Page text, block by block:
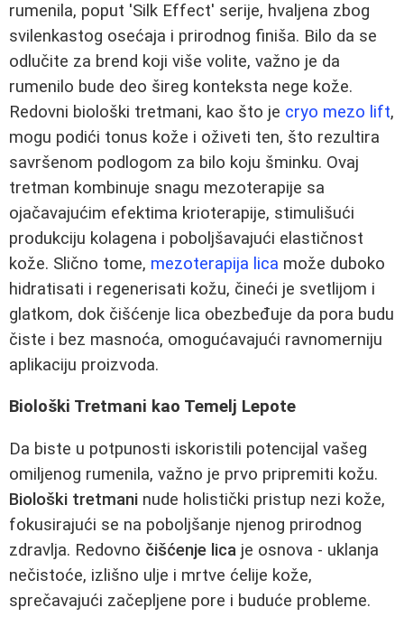
rumenila, poput 'Silk Effect' serije, hvaljena zbog
svilenkastog osećaja i prirodnog finiša. Bilo da se
odlučite za brend koji više volite, važno je da
rumenilo bude deo šireg konteksta nege kože.
Redovni biološki tretmani, kao što je cryo mezo lift,
mogu podići tonus kože i oživeti ten, što rezultira
savršenom podlogom za bilo koju šminku. Ovaj
tretman kombinuje snagu mezoterapije sa
ojačavajućim efektima krioterapije, stimulišući
produkciju kolagena i poboljšavajući elastičnost
kože. Slično tome, mezoterapija lica može duboko
hidratisati i regenerisati kožu, čineći je svetlijom i
glatkom, dok čišćenje lica obezbeđuje da pora budu
čiste i bez masnoća, omogućavajući ravnomerniju
aplikaciju proizvoda.
Biološki Tretmani kao Temelj Lepote
Da biste u potpunosti iskoristili potencijal vašeg
omiljenog rumenila, važno je prvo pripremiti kožu.
Biološki tretmani nude holistički pristup nezi kože,
fokusirajući se na poboljšanje njenog prirodnog
zdravlja. Redovno čišćenje lica je osnova - uklanja
nečistoće, izlišno ulje i mrtve ćelije kože,
sprečavajući začepljene pore i buduće probleme.